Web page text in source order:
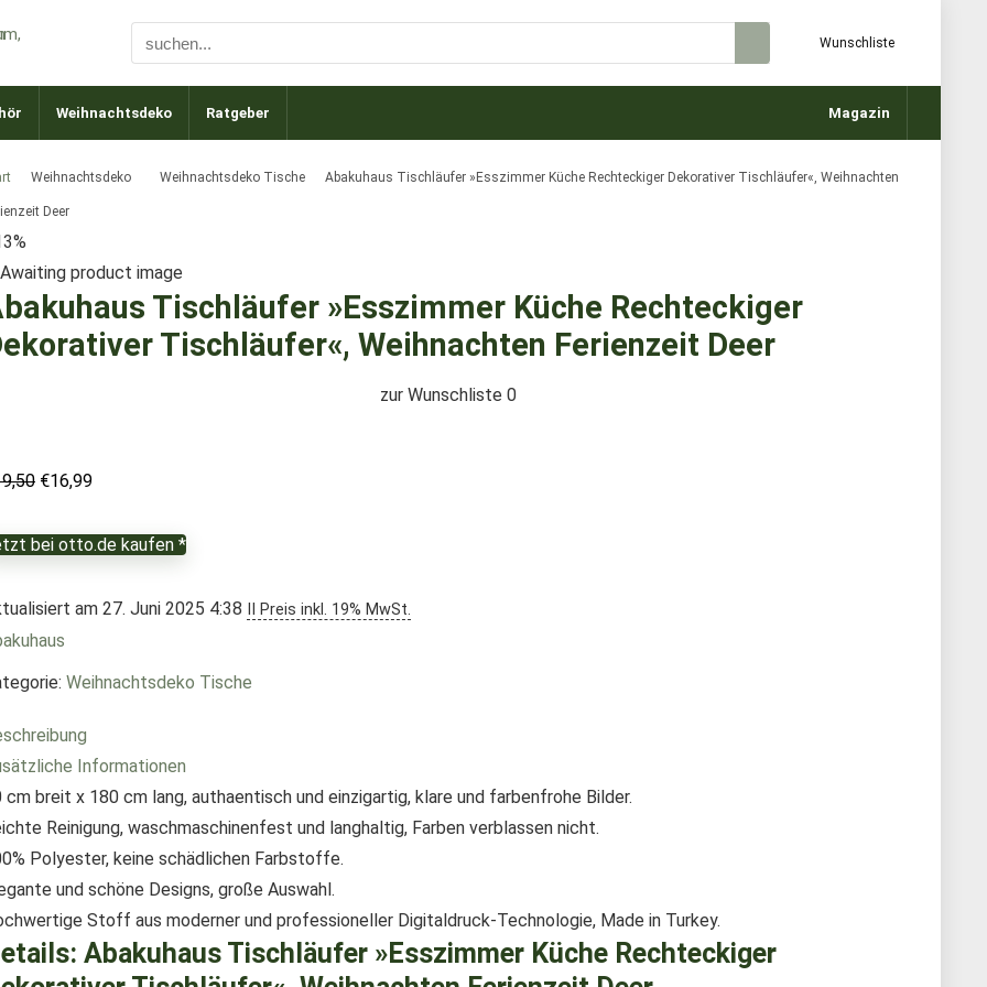
Wunschliste
Weihnachtsdeko Ratgeber Magazin
Weihnachtsdeko Weihnachtsdeko Tische Abakuhaus Tischläufer »Esszimmer Küche Rechteckiger Dekorativer Tischläufer«, Weihnachten
Deer
Tischläufer »Esszimmer Küche Rechteckiger
Tischläufer«, Weihnachten Ferienzeit Deer
zur Wunschliste 0
Ursprünglicher
war:
€16,99Aktueller
ist:
bei otto.de kaufen *
am 27. Juni 2025 4:38 II Preis inkl. 19% MwSt.
Weihnachtsdeko Tische
Informationen
cm breit x 180 cm lang, authaentisch und einzigartig, klare und farbenfrohe Bilder.
Reinigung, waschmaschinenfest und langhaltig, Farben verblassen nicht.
Polyester, keine schädlichen Farbstoffe.
und schöne Designs, große Auswahl.
Stoff aus moderner und professioneller Digitaldruck-Technologie, Made in Turkey.
Abakuhaus Tischläufer »Esszimmer Küche Rechteckiger